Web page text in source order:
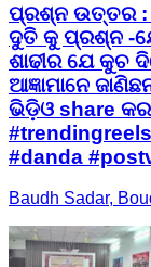
ପ୍ରଶ୍ନ ଉତ୍ତର :
ଦୁତି କୁ ପ୍ରଶ୍ନ -
ଶାଢୀର ଯେ କୁଚ
ଆଜ୍ଞାମାନେ
ଭିଡ଼ିଓ share
#danda
Baudh Sadar,